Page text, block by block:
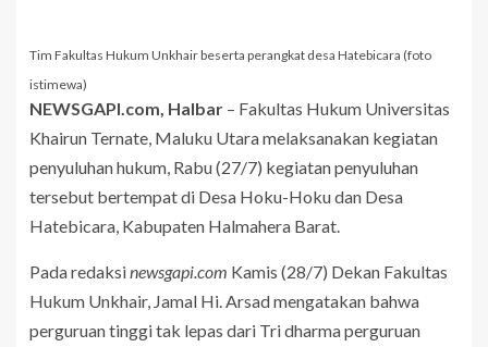
Tim Fakultas Hukum Unkhair beserta perangkat desa Hatebicara (foto
istimewa)
NEWSGAPI.com, Halbar – Fakultas Hukum Universitas
Khairun Ternate, Maluku Utara melaksanakan kegiatan
penyuluhan hukum, Rabu (27/7) kegiatan penyuluhan
tersebut bertempat di Desa Hoku-Hoku dan Desa
Hatebicara, Kabupaten Halmahera Barat.
Pada redaksinewsgapi.com Kamis (28/7) Dekan Fakultas
Hukum Unkhair, Jamal Hi. Arsad mengatakan bahwa
perguruan tinggi tak lepas dari Tri dharma perguruan